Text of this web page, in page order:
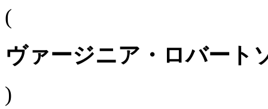
(
ヴァージニア・ロバート
)